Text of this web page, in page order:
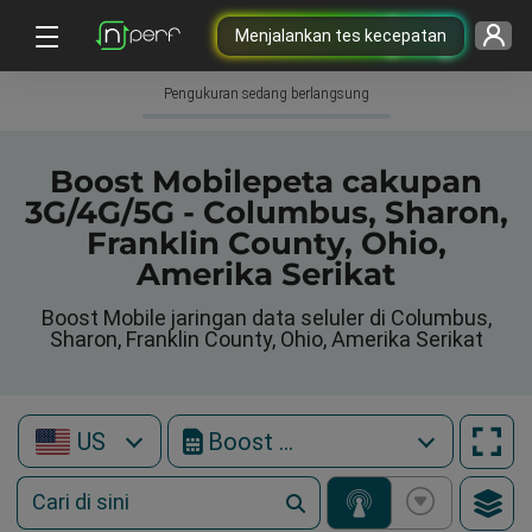
Menjalankan tes kecepatan
Pengukuran sedang berlangsung
Boost Mobilepeta cakupan
3G/4G/5G - Columbus, Sharon,
Franklin County, Ohio,
Amerika Serikat
Boost Mobile jaringan data seluler di Columbus,
Sharon, Franklin County, Ohio, Amerika Serikat
US Boost Mobile